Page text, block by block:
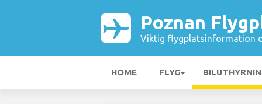
Poznan
Viktig flygplatsinformation
HOME FLYG